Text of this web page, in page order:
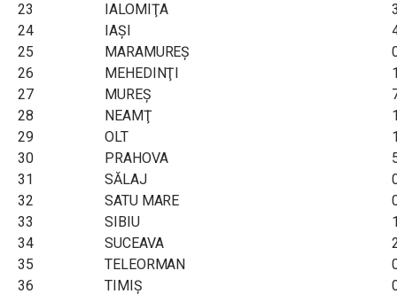
23
IALOMIŢA
24
IAŞI
25
MARAMUREŞ
26
MEHEDINŢI
27
MUREŞ
28
NEAMŢ
29
OLT
30
PRAHOVA
31
SĂLAJ
32
SATU MARE
33
SIBIU
34
SUCEAVA
35
TELEORMAN
36
TIMIŞ